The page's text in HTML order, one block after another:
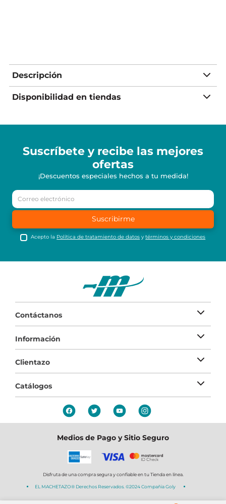
Descripción
Disponibilidad en tiendas
Suscríbete y recibe las mejores
ofertas
¡Descuentos especiales hechos a tu medida!
Suscribirme
Acepto la Política de tratamiento de datos ytérminos y condiciones
Contáctanos
Información
Clientazo
Catálogos
Medios de Pago y Sitio Seguro
Disfruta de una compra segura y confiable en tu Tienda en línea.
EL MACHETAZO® Derechos Reservados. ©2024 Compañia Goly